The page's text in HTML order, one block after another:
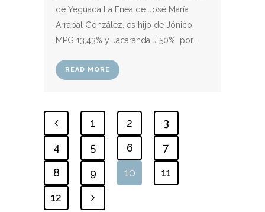
de Yeguada La Enea de José María
Arrabal González, es hijo de Jónico
MPG 13,43% y Jacaranda J 50% por...
READ MORE
1 2
3
4
5 6
7
8
9 10
11
12